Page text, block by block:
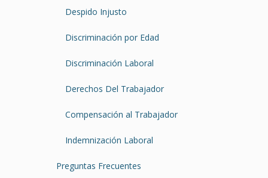
Despido Injusto
Discriminación por Edad
Discriminación Laboral
Derechos Del Trabajador
Compensación al Trabajador
Indemnización Laboral
Preguntas Frecuentes